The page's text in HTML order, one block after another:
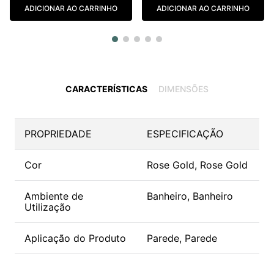
ADICIONAR AO CARRINHO ADICIONAR AO CARRINHO
CARACTERÍSTICAS DIMENSÕES
PROPRIEDADE ESPECIFICAÇÃO
Cor Rose Gold, Rose Gold
Ambiente de
Utilização
Banheiro, Banheiro
Aplicação do Produto Parede, Parede